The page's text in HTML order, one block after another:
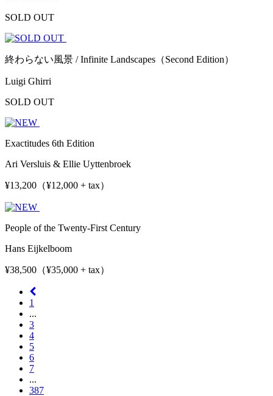
SOLD OUT
終わらない風景 / Infinite Landscapes（Second Edition）
Luigi Ghirri
SOLD OUT
Exactitudes 6th Edition
Ari Versluis & Ellie Uyttenbroek
¥13,200（¥12,000 + tax）
People of the Twenty-First Century
Hans Eijkelboom
¥38,500（¥35,000 + tax）
1
...
3
4
5
6
7
...
387